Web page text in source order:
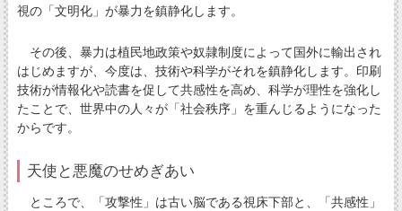
視の「文明化」が暴力を鎮静化します。
その後、暴力は植民地政策や奴隷制度によって国外に輸出され
はじめますが、今度は、技術や科学がそれを鎮静化します。印刷
技術が情報化や読書を促して共感性を高め、科学が理性を強化し
たことで、世界中の人々が「社会秩序」を重んじるようになった
からです。
天使と悪魔のせめぎあい
ところで、「攻撃性」は古い脳である視床下部と、「共感性」